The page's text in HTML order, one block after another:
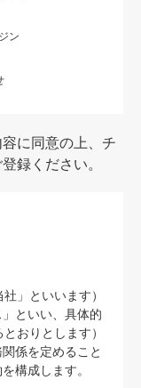
ン
に同意の上、チ
録ください。
」といいます）
といい、具体的
おりとします）
係を定めること
構成します。